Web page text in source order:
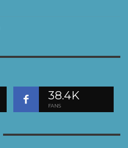
38.4K
FANS